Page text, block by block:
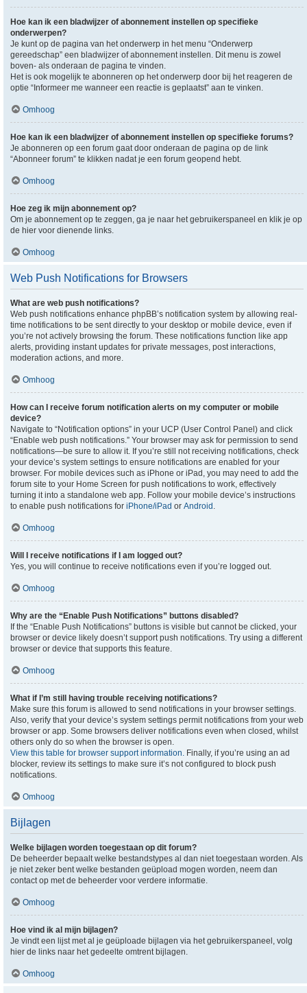
Hoe kan ik een bladwijzer of abonnement instellen op specifieke
onderwerpen?
Je kunt op de pagina van het onderwerp in het menu “Onderwerp
gereedschap” een bladwijzer of abonnement instellen. Dit menu is zowel
boven- als onderaan de pagina te vinden.
Het is ook mogelijk te abonneren op het onderwerp door bij het reageren de
optie “Informeer me wanneer een reactie is geplaatst” aan te vinken.
Omhoog
Hoe kan ik een bladwijzer of abonnement instellen op specifieke forums?
Je abonneren op een forum gaat door onderaan de pagina op de link
“Abonneer forum” te klikken nadat je een forum geopend hebt.
Omhoog
Hoe zeg ik mijn abonnement op?
Om je abonnement op te zeggen, ga je naar het gebruikerspaneel en klik je op
de hier voor dienende links.
Omhoog
Web Push Notifications for Browsers
What are web push notifications?
Web push notifications enhance phpBB’s notification system by allowing real-
time notifications to be sent directly to your desktop or mobile device, even if
you’re not actively browsing the forum. These notifications function like app
alerts, providing instant updates for private messages, post interactions,
moderation actions, and more.
Omhoog
How can I receive forum notification alerts on my computer or mobile
device?
Navigate to “Notification options” in your UCP (User Control Panel) and click
“Enable web push notifications.” Your browser may ask for permission to send
notifications—be sure to allow it. If you’re still not receiving notifications, check
your device’s system settings to ensure notifications are enabled for your
browser. For mobile devices such as iPhone or iPad, you may need to add the
forum site to your Home Screen for push notifications to work, effectively
turning it into a standalone web app. Follow your mobile device’s instructions
to enable push notifications for iPhone/iPad or Android .
Omhoog
Will I receive notifications if I am logged out?
Yes, you will continue to receive notifications even if you’re logged out.
Omhoog
Why are the “Enable Push Notifications” buttons disabled?
If the “Enable Push Notifications” buttons is visible but cannot be clicked, your
browser or device likely doesn’t support push notifications. Try using a different
browser or device that supports this feature.
Omhoog
What if I’m still having trouble receiving notifications?
Make sure this forum is allowed to send notifications in your browser settings.
Also, verify that your device’s system settings permit notifications from your web
browser or app. Some browsers deliver notifications even when closed, whilst
others only do so when the browser is open.
View this table for browser support information. Finally, if you’re using an ad
blocker, review its settings to make sure it’s not configured to block push
notifications.
Omhoog
Bijlagen
Welke bijlagen worden toegestaan op dit forum?
De beheerder bepaalt welke bestandstypes al dan niet toegestaan worden. Als
je niet zeker bent welke bestanden geüpload mogen worden, neem dan
contact op met de beheerder voor verdere informatie.
Omhoog
Hoe vind ik al mijn bijlagen?
Je vindt een lijst met al je geüploade bijlagen via het gebruikerspaneel, volg
hier de links naar het gedeelte omtrent bijlagen.
Omhoog